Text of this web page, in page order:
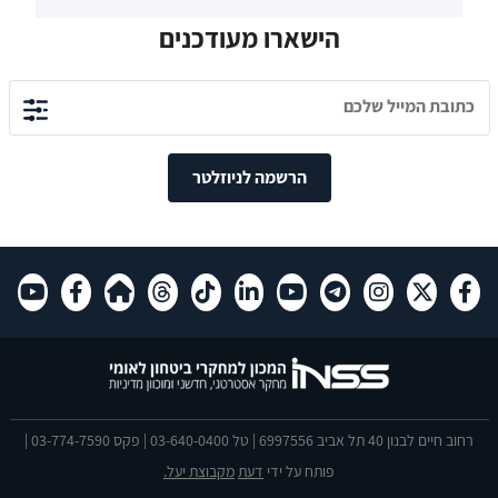
הישארו מעודכנים
הרשמה לניוזלטר
רחוב חיים לבנון 40 תל אביב 6997556 | טל 03-640-0400 | פקס 03-774-7590 |
פותח על ידי דעתמקבוצת יעל.